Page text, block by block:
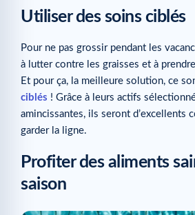
Utiliser des soins ciblés
Pour ne pas grossir pendant les
à lutter contre les graisses et à
Et pour ça, la meilleure solution, ce
ciblés ! Grâce à leurs actifs
amincissantes, ils seront d’excellents
garder la ligne.
Profiter des aliments
saison